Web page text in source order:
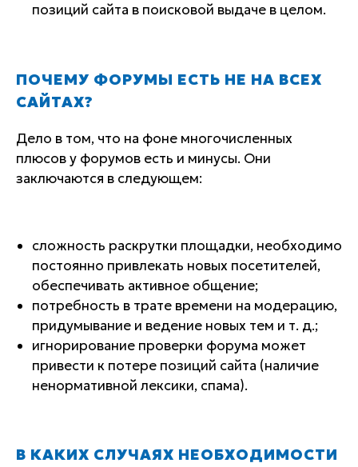
позиций сайта в поисковой выдаче в целом.
ПОЧЕМУ ФОРУМЫ ЕСТЬ НЕ НА ВСЕХ
САЙТАХ?
Дело в том, что на фоне многочисленных
плюсов у форумов есть и минусы. Они
заключаются в следующем:
сложность раскрутки площадки, необходимо
постоянно привлекать новых посетителей,
обеспечивать активное общение;
потребность в трате времени на модерацию,
придумывание и ведение новых тем и т. д.;
игнорирование проверки форума может
привести к потере позиций сайта (наличие
ненормативной лексики, спама).
В КАКИХ СЛУЧАЯХ НЕОБХОДИМОСТИ